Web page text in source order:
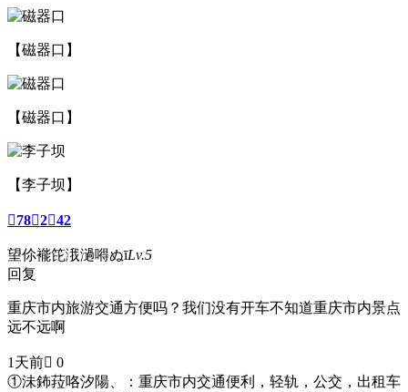
【磁器口】
【磁器口】
【李子坝】
78242
望伱褦笓涐濄嘚ぬīLv.5
回复
重庆市内旅游交通方便吗？我们没有开车不知道重庆市内景点
远不远啊
1天前 0
①沬鈽菈咯汐陽、： 重庆市内交通便利，轻轨，公交，出租车